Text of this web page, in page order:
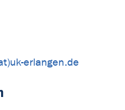
erlangen.de